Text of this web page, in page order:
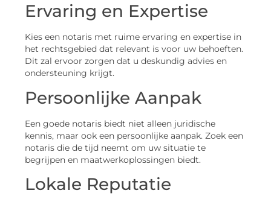
Ervaring en Expertise
Kies een notaris met ruime ervaring en expertise in
het rechtsgebied dat relevant is voor uw behoeften.
Dit zal ervoor zorgen dat u deskundig advies en
ondersteuning krijgt.
Persoonlijke Aanpak
Een goede notaris biedt niet alleen juridische
kennis, maar ook een persoonlijke aanpak. Zoek een
notaris die de tijd neemt om uw situatie te
begrijpen en maatwerkoplossingen biedt.
Lokale Reputatie